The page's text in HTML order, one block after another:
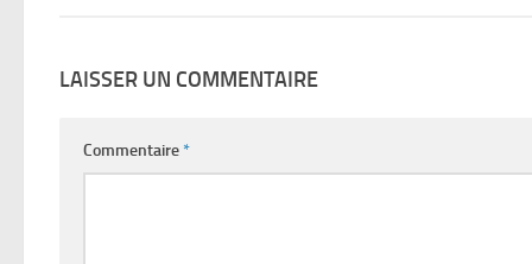
LAISSER UN COMMENTAIRE
Commentaire*